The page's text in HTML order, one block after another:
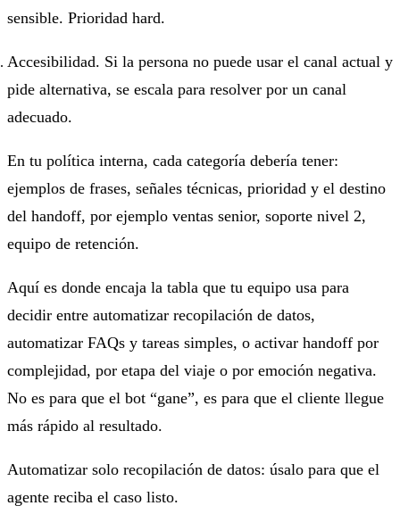
sensible. Prioridad hard.
Accesibilidad. Si la persona no puede usar el canal actual y
pide alternativa, se escala para resolver por un canal
adecuado.
En tu política interna, cada categoría debería tener:
ejemplos de frases, señales técnicas, prioridad y el destino
del handoff, por ejemplo ventas senior, soporte nivel 2,
equipo de retención.
Aquí es donde encaja la tabla que tu equipo usa para
decidir entre automatizar recopilación de datos,
automatizar FAQs y tareas simples, o activar handoff por
complejidad, por etapa del viaje o por emoción negativa.
No es para que el bot “gane”, es para que el cliente llegue
más rápido al resultado.
Automatizar solo recopilación de datos: úsalo para que el
agente reciba el caso listo.